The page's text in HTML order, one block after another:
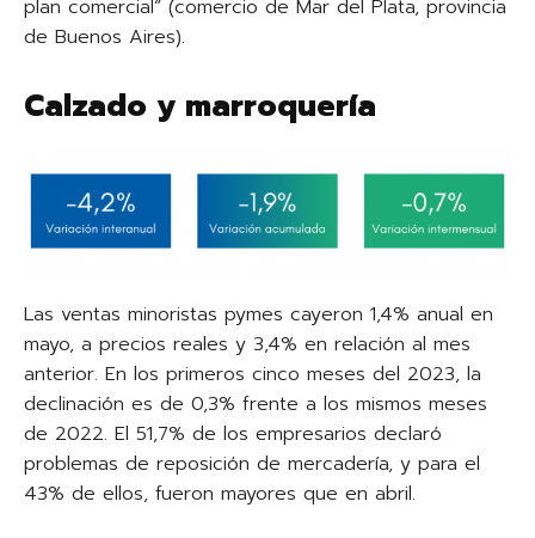
plan comercial” (comercio de Mar del Plata, provincia
de Buenos Aires).
Calzado y marroquería
Las ventas minoristas pymes cayeron 1,4% anual en
mayo, a precios reales y 3,4% en relación al mes
anterior. En los primeros cinco meses del 2023, la
declinación es de 0,3% frente a los mismos meses
de 2022. El 51,7% de los empresarios declaró
problemas de reposición de mercadería, y para el
43% de ellos, fueron mayores que en abril.